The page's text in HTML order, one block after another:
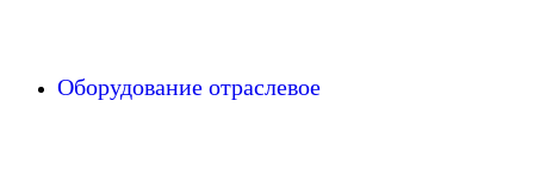
Оборудование отраслевое